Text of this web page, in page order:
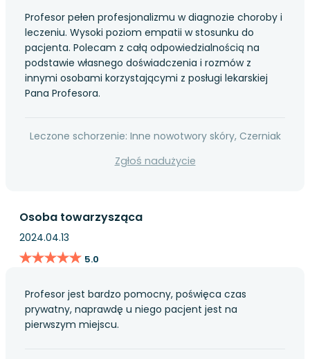
Profesor pełen profesjonalizmu w diagnozie choroby i
leczeniu. Wysoki poziom empatii w stosunku do
pacjenta. Polecam z całą odpowiedzialnością na
podstawie własnego doświadczenia i rozmów z
innymi osobami korzystającymi z posługi lekarskiej
Pana Profesora.
Leczone schorzenie: Inne nowotwory skóry, Czerniak
Zgłoś nadużycie
Osoba towarzysząca
2024.04.13
★★★★★
★★★★★ 5.0
Profesor jest bardzo pomocny, poświęca czas
prywatny, naprawdę u niego pacjent jest na
pierwszym miejscu.